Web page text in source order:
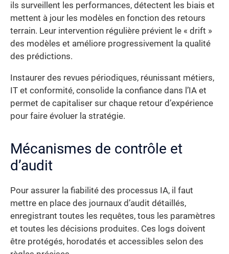
ils surveillent les performances, détectent les biais et
mettent à jour les modèles en fonction des retours
terrain. Leur intervention régulière prévient le « drift »
des modèles et améliore progressivement la qualité
des prédictions.
Instaurer des revues périodiques, réunissant métiers,
IT et conformité, consolide la confiance dans l’IA et
permet de capitaliser sur chaque retour d’expérience
pour faire évoluer la stratégie.
Mécanismes de contrôle et
d’audit
Pour assurer la fiabilité des processus IA, il faut
mettre en place des journaux d’audit détaillés,
enregistrant toutes les requêtes, tous les paramètres
et toutes les décisions produites. Ces logs doivent
être protégés, horodatés et accessibles selon des